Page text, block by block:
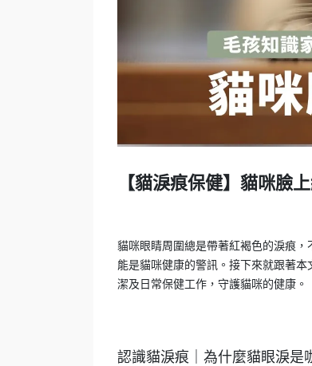
【貓淚痕保健】貓咪臉
貓咪眼睛周圍總是帶著紅褐色的淚痕
能是貓咪健康的警訊。接下來就跟著
潔及日常保健工作，守護貓咪的健康。
認識貓淚痕｜為什麼貓眼淚是